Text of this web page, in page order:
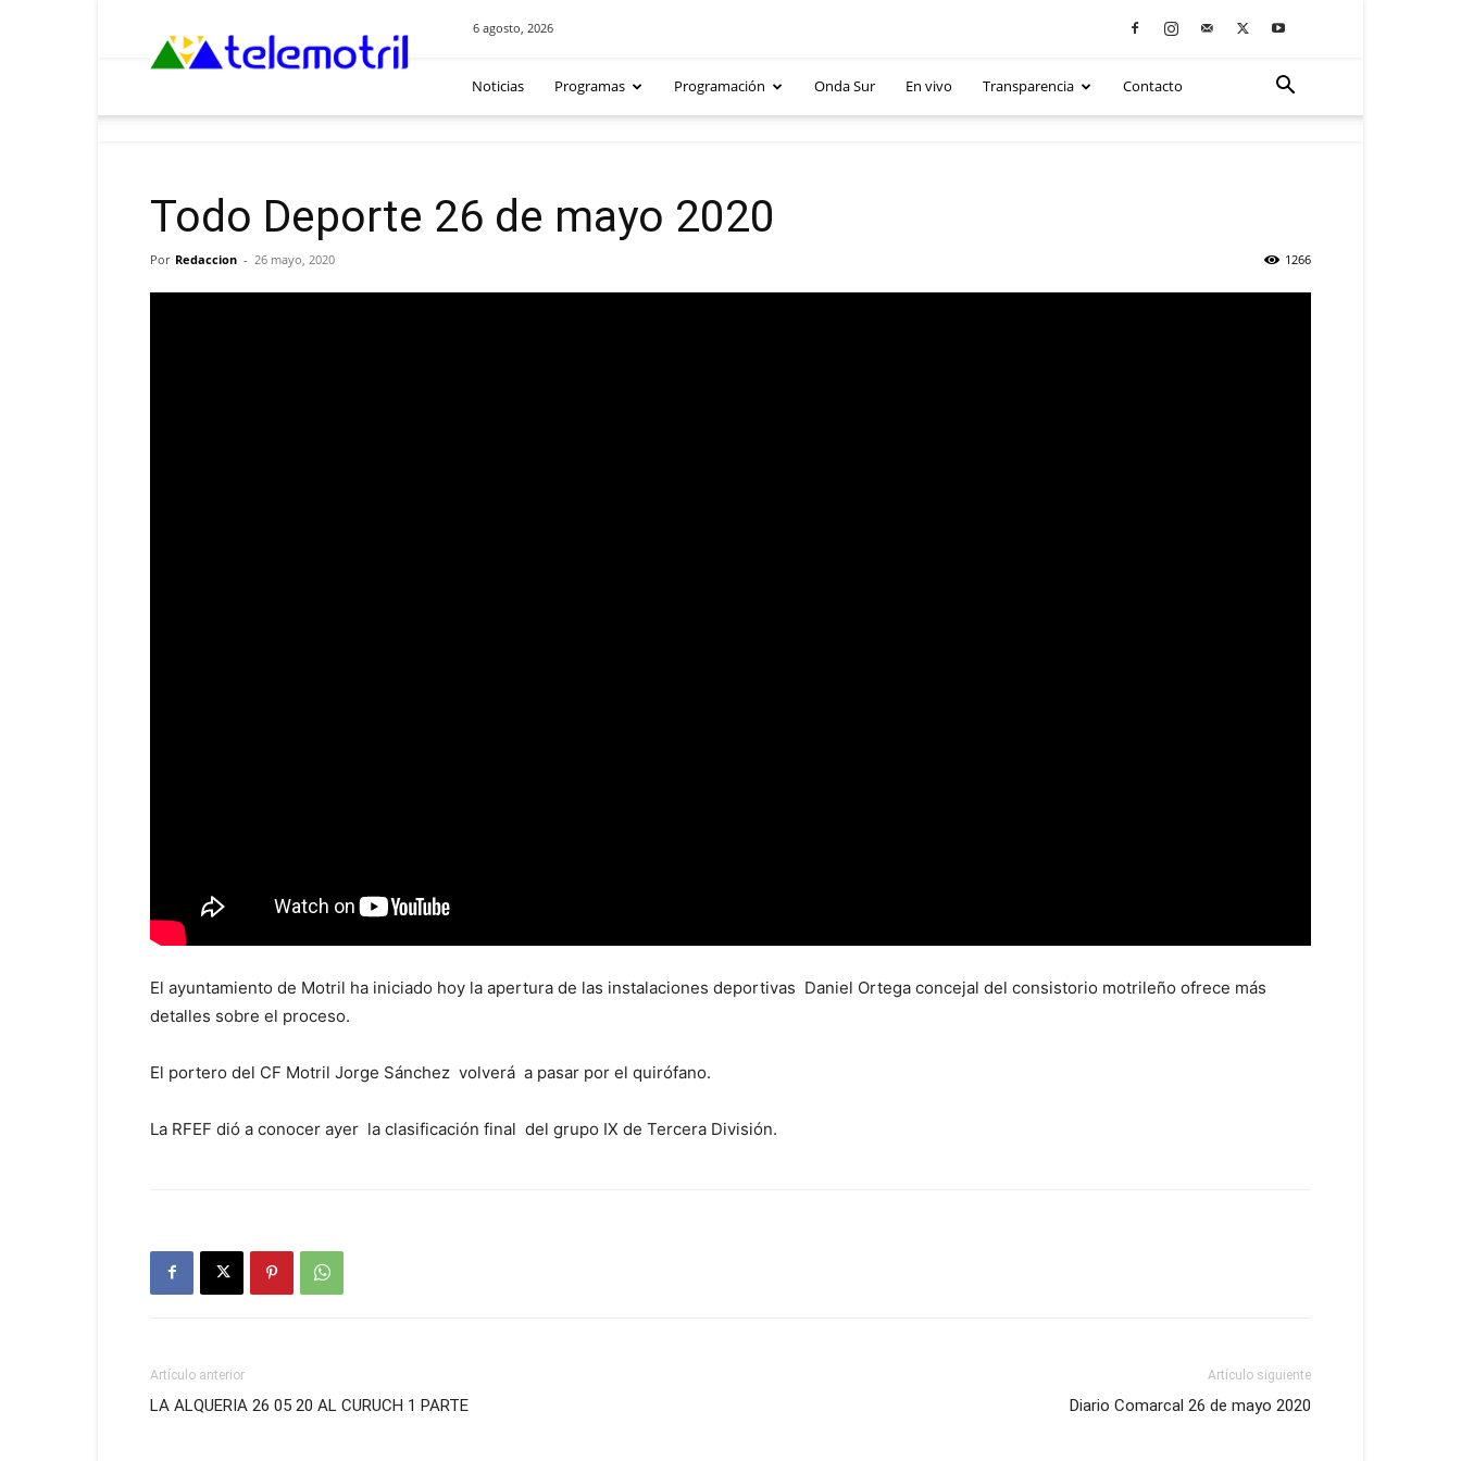
6 agosto, 2026
Noticias Programas Programación Onda Sur En vivo Transparencia Contacto
Todo Deporte 26 de mayo 2020
Por Redaccion - 26 mayo, 2020 1266
El ayuntamiento de Motril ha iniciado hoy la apertura de las instalaciones deportivas Daniel Ortega concejal del consistorio motrileño ofrece más
detalles sobre el proceso.
El portero del CF Motril Jorge Sánchez volverá a pasar por el quirófano.
La RFEF dió a conocer ayer la clasificación final del grupo IX de Tercera División.
Artículo anterior
LA ALQUERIA 26 05 20 AL CURUCH 1 PARTE
Artículo siguiente
Diario Comarcal 26 de mayo 2020